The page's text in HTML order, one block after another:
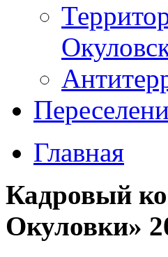
Главная
Кадровый
Окуловки»